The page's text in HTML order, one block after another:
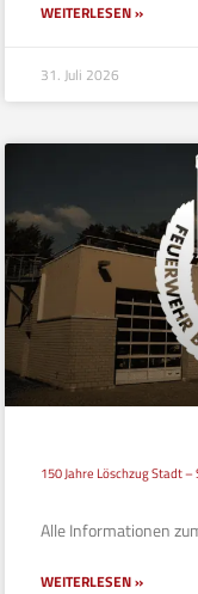
WEITERLESEN »
31. Juli 2026
150 Jahre Löschzug Stadt
Alle Informationen
WEITERLESEN »